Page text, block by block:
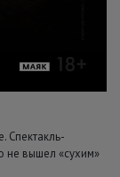
Спектакль-
не вышел «сухим»